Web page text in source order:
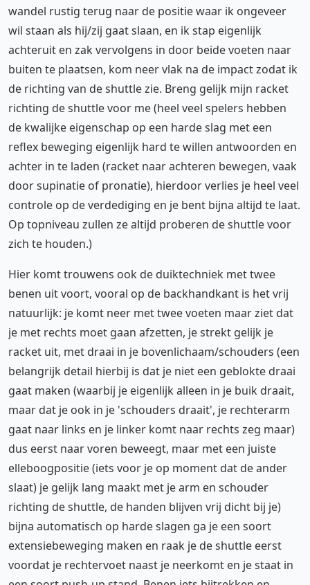
wandel rustig terug naar de positie waar ik ongeveer
wil staan als hij/zij gaat slaan, en ik stap eigenlijk
achteruit en zak vervolgens in door beide voeten naar
buiten te plaatsen, kom neer vlak na de impact zodat ik
de richting van de shuttle zie. Breng gelijk mijn racket
richting de shuttle voor me (heel veel spelers hebben
de kwalijke eigenschap op een harde slag met een
reflex beweging eigenlijk hard te willen antwoorden en
achter in te laden (racket naar achteren bewegen, vaak
door supinatie of pronatie), hierdoor verlies je heel veel
controle op de verdediging en je bent bijna altijd te laat.
Op topniveau zullen ze altijd proberen de shuttle voor
zich te houden.)
Hier komt trouwens ook de duiktechniek met twee
benen uit voort, vooral op de backhandkant is het vrij
natuurlijk: je komt neer met twee voeten maar ziet dat
je met rechts moet gaan afzetten, je strekt gelijk je
racket uit, met draai in je bovenlichaam/schouders (een
belangrijk detail hierbij is dat je niet een geblokte draai
gaat maken (waarbij je eigenlijk alleen in je buik draait,
maar dat je ook in je 'schouders draait', je rechterarm
gaat naar links en je linker komt naar rechts zeg maar)
dus eerst naar voren beweegt, maar met een juiste
elleboogpositie (iets voor je op moment dat de ander
slaat) je gelijk lang maakt met je arm en schouder
richting de shuttle, de handen blijven vrij dicht bij je)
bijna automatisch op harde slagen ga je een soort
extensiebeweging maken en raak je de shuttle eerst
voordat je rechtervoet naast je neerkomt en je staat in